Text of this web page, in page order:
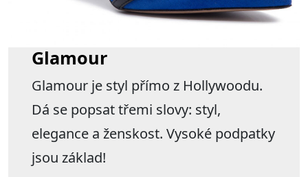
Glamour
Glamour je styl přímo z Hollywoodu.
Dá se popsat třemi slovy: styl,
elegance a ženskost. Vysoké podpatky
jsou základ!